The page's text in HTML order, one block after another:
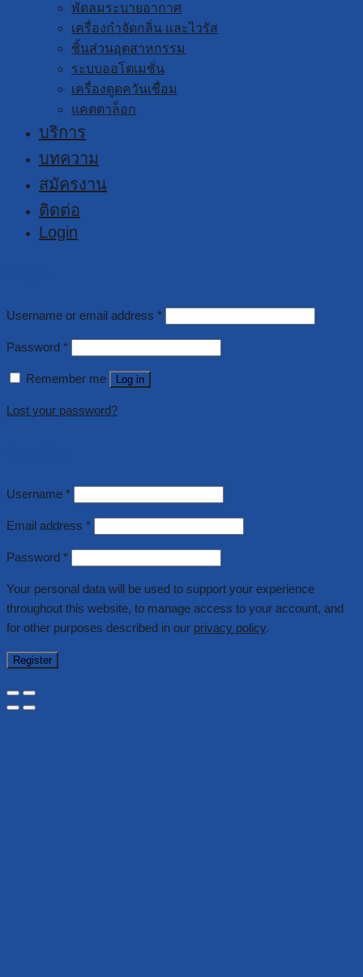
พัดลมระบายอากาศ
เครื่องกำจัดกลิ่น และไวรัส
ชิ้นส่วนอุตสาหกรรม
ระบบออโตเมชั่น
เครื่องดูดควันเชื่อม
แคตตาล็อก
บริการ
บทความ
สมัครงาน
ติดต่อ
Login
Username or email address *
Password *
Remember me Log in
Lost your password?
Username *
Email address *
Password *
Your personal data will be used to support your experience
throughout this website, to manage access to your account, and
for other purposes described in our privacy policy.
Register